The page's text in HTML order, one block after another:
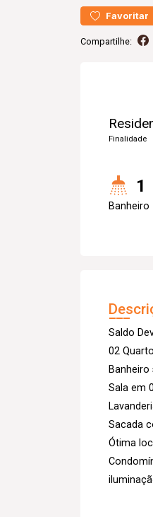
Favoritar
Compartilhe:
Finalidade
1
Banheiro
Saldo
02
Banheiro
Sala em
Sacada
Ótima